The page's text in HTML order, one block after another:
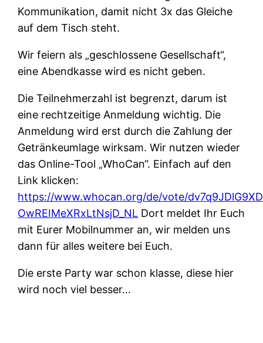
Kommunikation, damit nicht 3x das Gleiche
auf dem Tisch steht.
Wir feiern als „geschlossene Gesellschaft“,
eine Abendkasse wird es nicht geben.
Die Teilnehmerzahl ist begrenzt, darum ist
eine rechtzeitige Anmeldung wichtig. Die
Anmeldung wird erst durch die Zahlung der
Getränkeumlage wirksam. Wir nutzen wieder
das Online-Tool „WhoCan“. Einfach auf den
Link klicken:
https://www.whocan.org/de/vote/
OwREIMeXRxLtNsjD_NL Dort meldet Ihr Euch
mit Eurer Mobilnummer an, wir melden uns
dann für alles weitere bei Euch.
Die erste Party war schon klasse, diese hier
wird noch viel besser…